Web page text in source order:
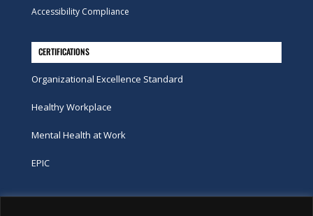
Accessibility Compliance
CERTIFICATIONS
Organizational Excellence Standard
Healthy Workplace
Mental Health at Work
EPIC